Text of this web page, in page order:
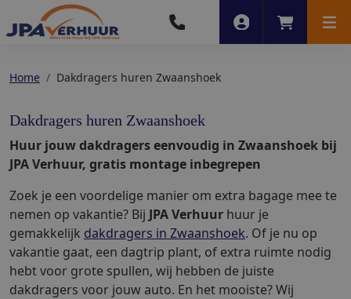
Account
Home Dakdragers huren Zwaanshoek
Dakdragers huren Zwaanshoek
Huur jouw dakdragers eenvoudig in Zwaanshoek bij
JPA Verhuur, gratis montage inbegrepen
Zoek je een voordelige manier om extra bagage mee te
nemen op vakantie? Bij JPA Verhuur huur je
gemakkelijk dakdragers in Zwaanshoek. Of je nu op
vakantie gaat, een dagtrip plant, of extra ruimte nodig
hebt voor grote spullen, wij hebben de juiste
dakdragers voor jouw auto. En het mooiste? Wij